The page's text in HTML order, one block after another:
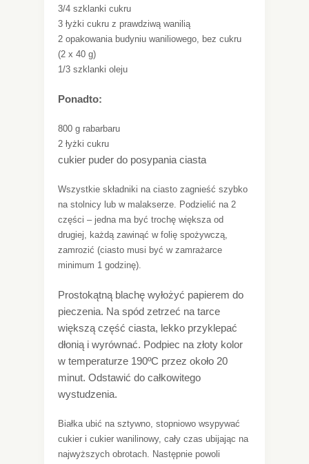
3/4 szklanki cukru
3 łyżki cukru z prawdziwą wanilią
2 opakowania budyniu waniliowego, bez cukru
(2 x 40 g)
1/3 szklanki oleju
Ponadto:
800 g rabarbaru
2 łyżki cukru
cukier puder do posypania ciasta
Wszystkie składniki na ciasto zagnieść szybko
na stolnicy lub w malakserze. Podzielić na 2
części – jedna ma być trochę większa od
drugiej, każdą zawinąć w folię spożywczą,
zamrozić (ciasto musi być w zamrażarce
minimum 1 godzinę).
Prostokątną blachę wyłożyć papierem do
pieczenia. Na spód zetrzeć na tarce
większą część ciasta, lekko przyklepać
dłonią i wyrównać. Podpiec na złoty kolor
w temperaturze 190ºC przez około 20
minut. Odstawić do całkowitego
wystudzenia.
Białka ubić na sztywno, stopniowo wsypywać
cukier i cukier wanilinowy, cały czas ubijając na
najwyższych obrotach. Następnie powoli